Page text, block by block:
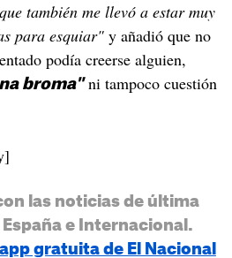
también me llevó a estar muy
para esquiar"y añadió que no
podía creerse alguien,
broma"ni tampoco cuestión
las noticias de última
e Internacional.
gratuita de El Nacional